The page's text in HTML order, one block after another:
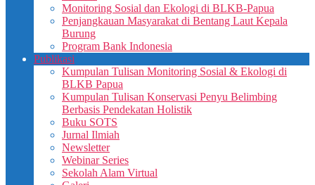
Monitoring Sosial dan Ekologi di BLKB-Papua
Penjangkauan Masyarakat di Bentang Laut Kepala
Burung
Program Bank Indonesia
Publikasi
Kumpulan Tulisan Monitoring Sosial & Ekologi di
BLKB Papua
Kumpulan Tulisan Konservasi Penyu Belimbing
Berbasis Pendekatan Holistik
Buku SOTS
Jurnal Ilmiah
Newsletter
Webinar Series
Sekolah Alam Virtual